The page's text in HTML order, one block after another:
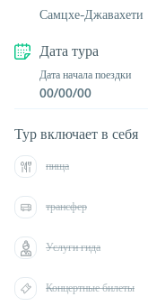
Самцхе-Джавахети
Дата тура
Дата начала поездки
00/00/00
Тур включает в себя
пища
трансфер
Услуги гида
Концертные билеты